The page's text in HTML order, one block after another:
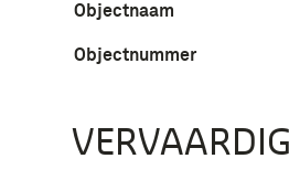
Objectnaam
Objectnummer